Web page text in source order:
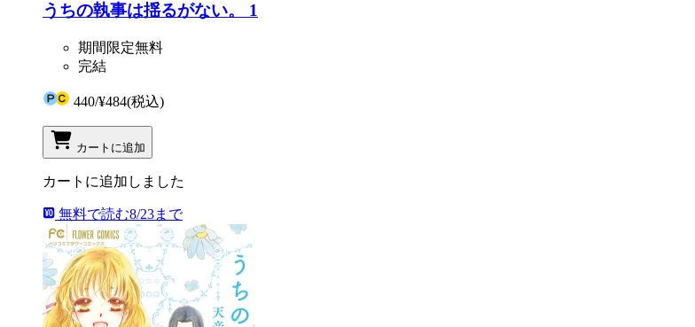
うちの執事は揺るがない。 1
期間限定無料
完結
440/¥484(税込)
カートに追加
カートに追加しました
無料で読む8/23まで